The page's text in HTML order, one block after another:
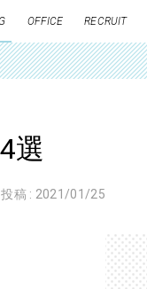
OFFICE RECRUIT
選
投稿 : 2021/01/25